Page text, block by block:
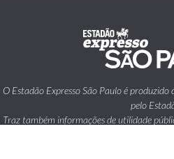
O Estadão Expresso São Paulo é
pelo
Traz também informações de utilidade